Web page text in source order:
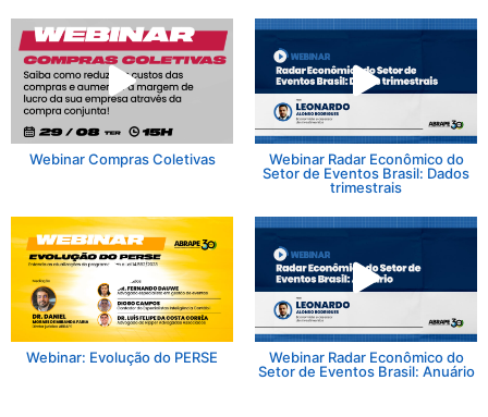
Webinar Compras Coletivas
Webinar Radar Econômico do
Setor de Eventos Brasil: Dados
trimestrais
Webinar: Evolução do PERSE
Webinar Radar Econômico do
Setor de Eventos Brasil: Anuário